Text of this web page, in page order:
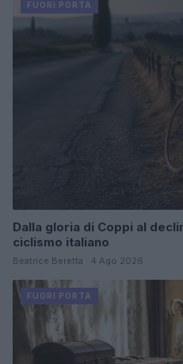
FUORI PORTA
Dalla gloria di Coppi al
ciclismo italiano
Beatrice Beretta · 4 Ago 2026
FUORI PORTA